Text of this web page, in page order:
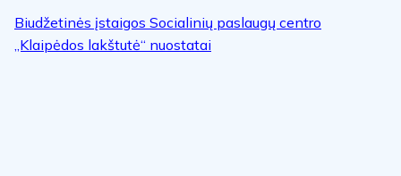
Biudžetinės įstaigos Socialinių paslaugų centro
„Klaipėdos lakštutė“ nuostatai